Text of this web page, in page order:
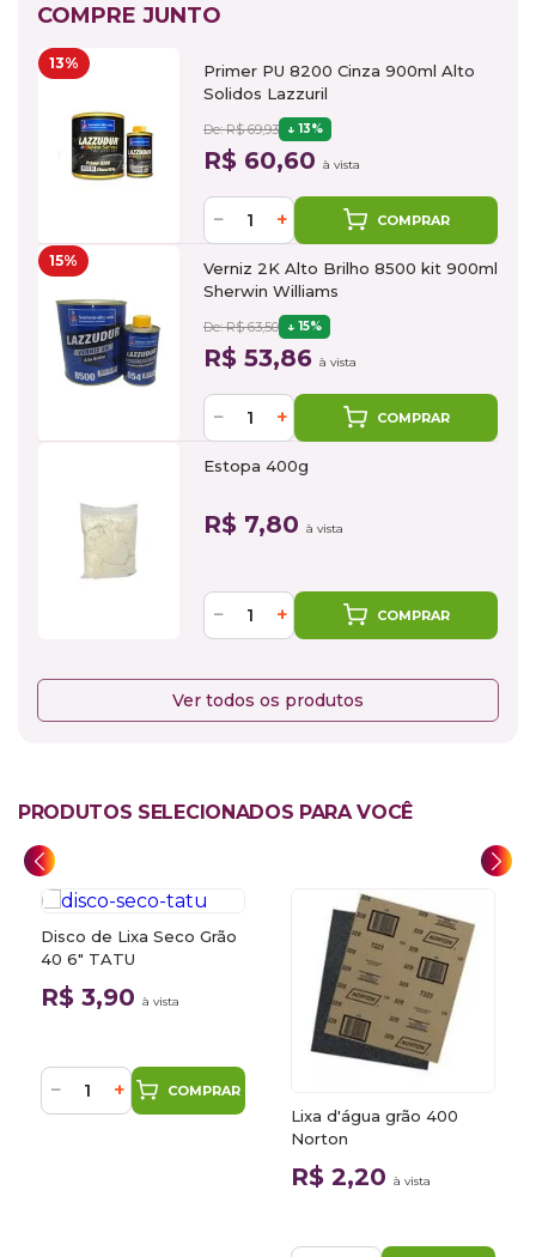
COMPRE JUNTO
13%
Primer PU 8200 Cinza 900ml Alto
Solidos Lazzuril
De: R$ 69,93 13%
R$ 60,60 à vista
− + COMPRAR
15%
Verniz 2K Alto Brilho 8500 kit 900ml
Sherwin Williams
De: R$ 63,50 15%
R$ 53,86 à vista
− + COMPRAR
Estopa 400g
R$ 7,80 à vista
− + COMPRAR
Ver todos os produtos
PRODUTOS SELECIONADOS PARA VOCÊ
Disco de Lixa Seco Grão
40 6" TATU
R$ 3,90 à vista
− + COMPRAR
Lixa d'água grão 400
Norton
R$ 2,20 à vista